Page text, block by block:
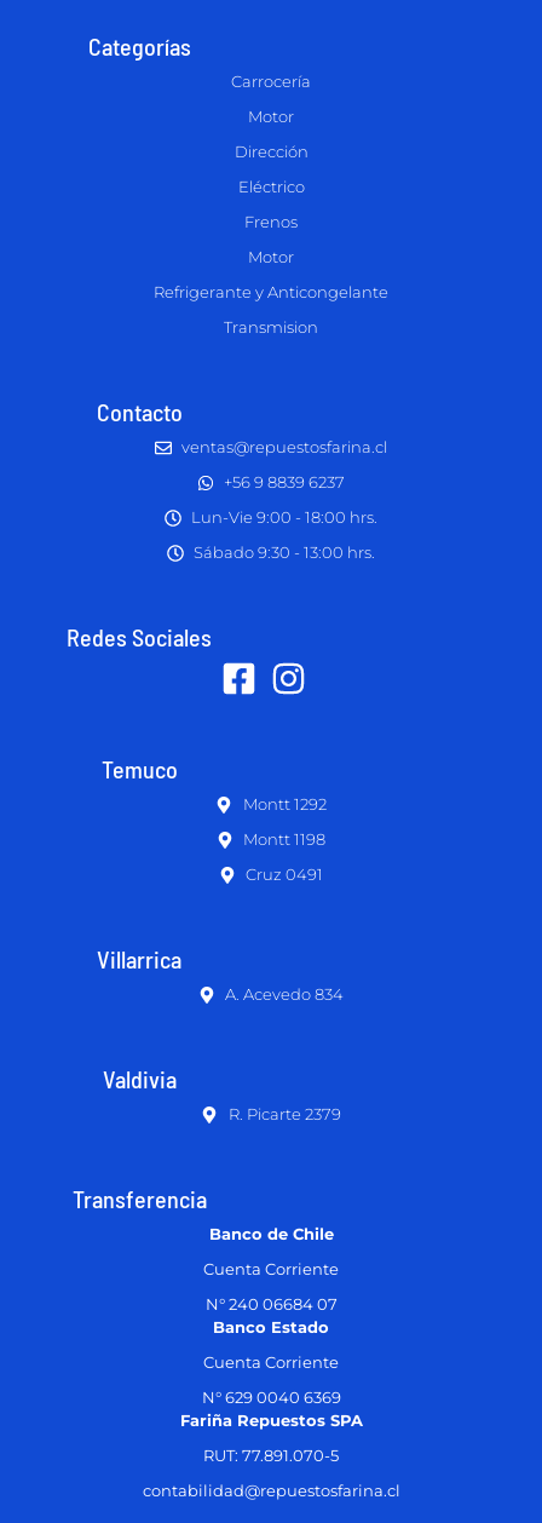
Categorías
Carrocería
Motor
Dirección
Eléctrico
Frenos
Motor
Refrigerante y Anticongelante
Transmision
Contacto
ventas@repuestosfarina.cl
+56 9 8839 6237
Lun-Vie 9:00 - 18:00 hrs.
Sábado 9:30 - 13:00 hrs.
Redes Sociales
Temuco
Montt 1292
Montt 1198
Cruz 0491
Villarrica
A. Acevedo 834
Valdivia
R. Picarte 2379
Transferencia
Banco de Chile
Cuenta Corriente
N° 240 06684 07
Banco Estado
Cuenta Corriente
N° 629 0040 6369
Fariña Repuestos SPA
RUT: 77.891.070-5
contabilidad@repuestosfarina.cl